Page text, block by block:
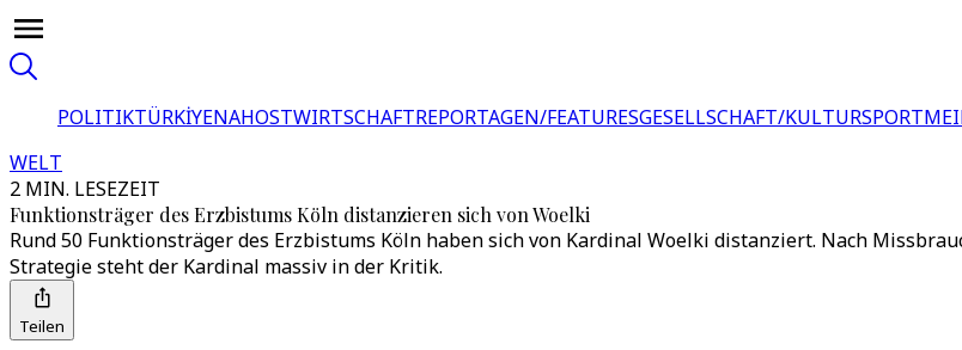
POLITIKTÜRKİYENAHOSTWIRTSCHAFTREPORTAGEN/FEATURESGESELLSCHAFT/KULTURSPORT
WELT
2 MIN. LESEZEIT
Funktionsträger des Erzbistums Köln distanzieren sich von Woelki
Rund 50 Funktionsträger des Erzbistums Köln haben sich von Kardinal Woelki distanziert. Nach
Strategie steht der Kardinal massiv in der Kritik.
Teilen